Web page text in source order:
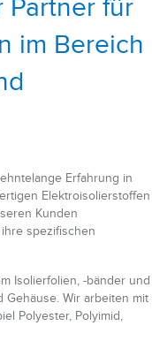
Partner für
im Bereich
Erfahrung in
Elektroisolierstoffen
Kunden
spezifischen
Isolierfolien, -bänder und
Wir arbeiten mit
Polyester, Polyimid,